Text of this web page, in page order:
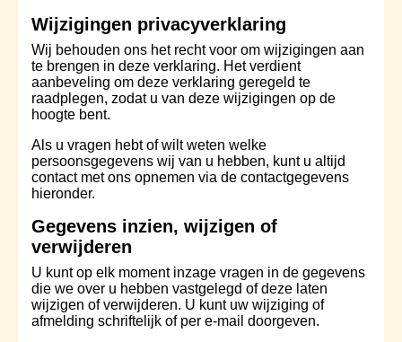
Wijzigingen privacyverklaring
Wij behouden ons het recht voor om wijzigingen aan
te brengen in deze verklaring. Het verdient
aanbeveling om deze verklaring geregeld te
raadplegen, zodat u van deze wijzigingen op de
hoogte bent.
Als u vragen hebt of wilt weten welke
persoonsgegevens wij van u hebben, kunt u altijd
contact met ons opnemen via de contactgegevens
hieronder.
Gegevens inzien, wijzigen of
verwijderen
U kunt op elk moment inzage vragen in de gegevens
die we over u hebben vastgelegd of deze laten
wijzigen of verwijderen. U kunt uw wijziging of
afmelding schriftelijk of per e-mail doorgeven.